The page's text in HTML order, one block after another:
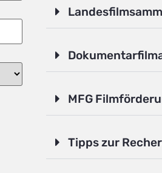
MFG
Tipps zur